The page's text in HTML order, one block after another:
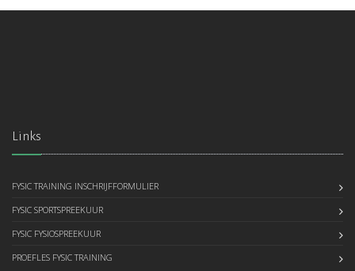
Links
FYSIC TRAINING INSCHRIJFFORMULIER
FYSIC SPORTSPREEKUUR
FYSIC FYSIOSPREEKUUR
PROEFLES FYSIC TRAINING